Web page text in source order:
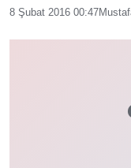
8 Şubat 2016 00:47